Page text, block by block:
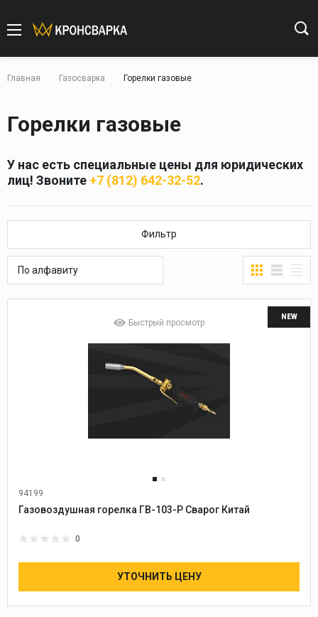
Главная Газосварка Горелки газовые
Горелки газовые
У нас есть специальные цены для юридических
лиц! Звоните +7 (812) 642-32-52.
Фильтр
По алфавиту
Быстрый просмотр
NEW
94199
Газовоздушная горелка ГВ-103-Р Сварог Китай
0
УТОЧНИТЬ ЦЕНУ